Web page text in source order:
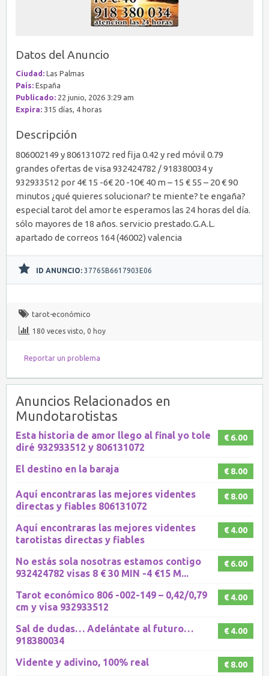
Datos del Anuncio
Ciudad: Las Palmas
País: España
Publicado: 22 junio, 2026 3:29 am
Expira: 315 días, 4 horas
Descripción
806002149 y 806131072 red fija 0.42 y red móvil 0.79
grandes ofertas de visa 932424782 / 918380034 y
932933512 por 4€ 15 -6€ 20 -10€ 40 m – 15 € 55 – 20 € 90
minutos ¿qué quieres solucionar? te miente? te engaña?
especial tarot del amor te esperamos las 24 horas del día.
sólo mayores de 18 años. servicio prestado.G.A.L.
apartado de correos 164 (46002) valencia
ID ANUNCIO: 37765B6617903E06
tarot-económico
180 veces visto, 0 hoy
Reportar un problema
Anuncios Relacionados en
Mundotarotistas
€ 6.00
Esta historia de amor llego al final yo tole
diré 932933512 y 806131072
€ 8.00
El destino en la baraja
€ 8.00
Aquí encontraras las mejores videntes
directas y fiables 806131072
€ 4.00
Aquí encontraras las mejores videntes
tarotistas directas y fiables
€ 6.00
No estás sola nosotras estamos contigo
932424782 visas 8 € 30 MIN -4 €15 M...
€ 4.00
Tarot económico 806 -002-149 – 0,42/0,79
cm y visa 932933512
€ 4.00
Sal de dudas… Adelántate al futuro…
918380034
€ 8.00
Vidente y adivino, 100% real